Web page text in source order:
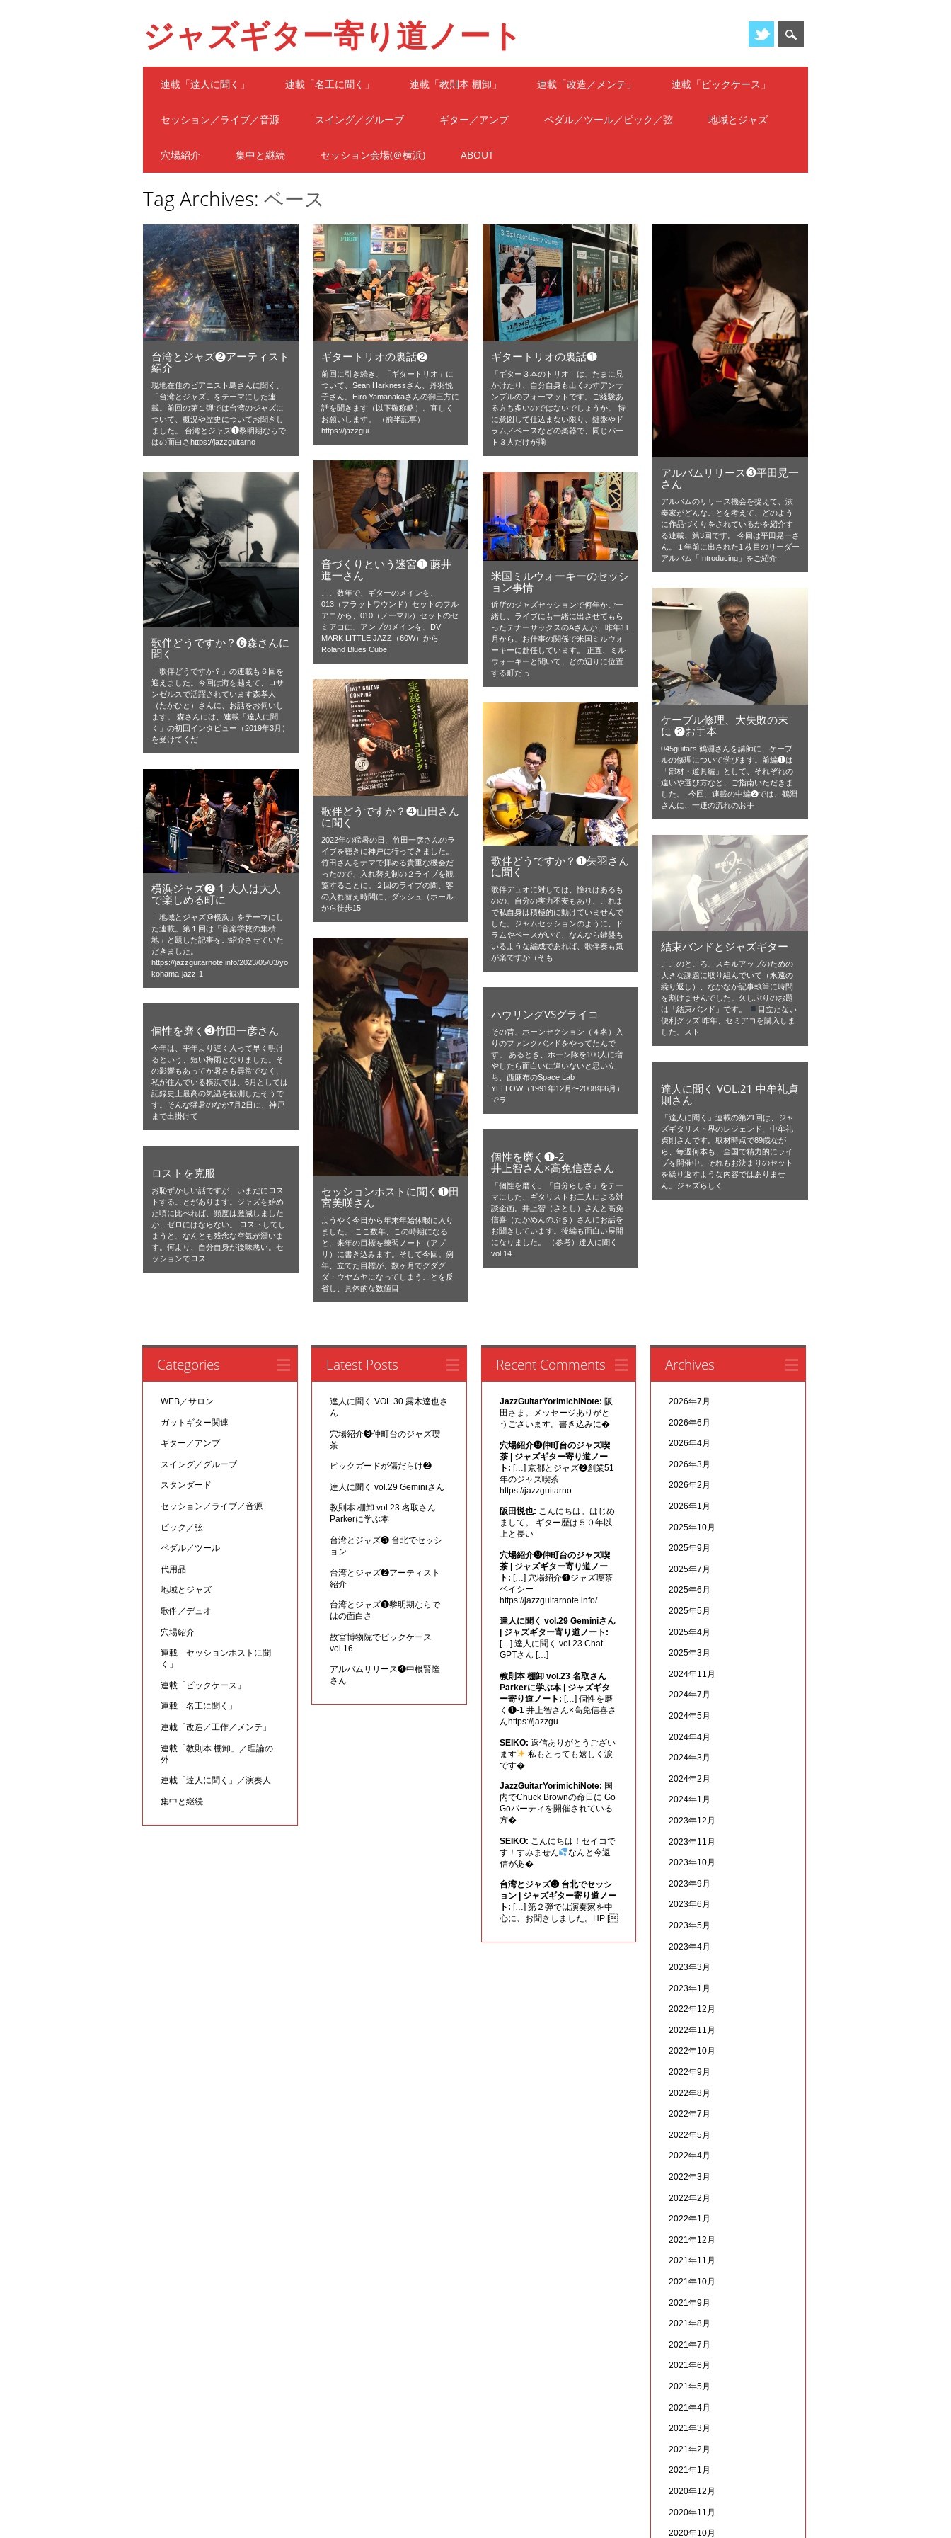
ジャズギター寄り道ノート
Main menu
連載「達人に聞く」 連載「名工に聞く」 連載「教則本 棚卸」 連載「改造／メンテ」 連載「ピックケース」
セッション／ライブ／音源 スイング／グルーブ ギター／アンプ ペダル／ツール／ピック／弦 地域とジャズ
穴場紹介 集中と継続 セッション会場(＠横浜) ABOUT
Tag Archives:ベース
台湾とジャズ❷アーティスト
紹介
現地在住のピアニスト島さんに聞く、
「台湾とジャズ」をテーマにした連
載。前回の第１弾では台湾のジャズに
ついて、概況や歴史についてお聞きし
ました。 台湾とジャズ❶黎明期ならで
はの面白さhttps://jazzguitarno
ギタートリオの裏話❷
前回に引き続き、「ギタートリオ」に
ついて、Sean Harknessさん、丹羽悦
子さん。Hiro Yamanakaさんの御三方に
話を聞きます（以下敬称略）。宜しく
お願いします。 （前半記事）
https://jazzgui
ギタートリオの裏話❶
「ギター３本のトリオ」は、たまに見
かけたり、自分自身も出くわすアンサ
ンブルのフォーマットです。ご経験あ
る方も多いのではないでしょうか。 特
に意図して仕込まない限り、鍵盤やド
ラム／ベースなどの楽器で、同じパー
ト３人だけが揃
アルバムリリース❸平田晃一
さん
アルバムのリリース機会を捉えて、演
奏家がどんなことを考えて、どのよう
に作品づくりをされているかを紹介す
る連載、第3回です。 今回は平田晃一さ
ん。１年前に出された1 枚目のリーダー
アルバム「Introducing」をご紹介
音づくりという迷宮❶ 藤井
進一さん
ここ数年で、ギターのメインを、
013（フラットワウンド）セットのフル
アコから、010（ノーマル）セットのセ
ミアコに、アンプのメインを、DV
MARK LITTLE JAZZ（60W）から
Roland Blues Cube
米国ミルウォーキーのセッシ
ョン事情
近所のジャズセッションで何年かご一
緒し、ライブにも一緒に出させてもら
ったテナーサックスのAさんが、昨年11
月から、お仕事の関係で米国ミルウォ
ーキーに赴任しています。 正直、ミル
ウォーキーと聞いて、どの辺りに位置
する町だっ
歌伴どうですか？❻森さんに
聞く
「歌伴どうですか？」の連載も６回を
迎えました。今回は海を越えて、ロサ
ンゼルスで活躍されています森孝人
（たかひと）さんに、お話をお伺いし
ます。 森さんには、連載「達人に聞
く」の初回インタビュー（2019年3月）
を受けてくだ
ケーブル修理、大失敗の末
に ❷お手本
045guitars 鶴淵さんを講師に、ケーブ
ルの修理について学びます。前編❶は
「部材・道具編」として、それぞれの
違いや選び方など、ご指南いただきま
した。 今回、連載の中編❷では、鶴淵
さんに、一連の流れのお手
歌伴どうですか？❹山田さん
に聞く
2022年の猛暑の日、竹田一彦さんのラ
イブを聴きに神戸に行ってきました。
竹田さんをナマで拝める貴重な機会だ
ったので、入れ替え制の２ライブを観
覧することに。２回のライブの間、客
の入れ替え時間に、ダッシュ（ホール
から徒歩15
歌伴どうですか？❶矢羽さん
に聞く
歌伴デュオに対しては、憧れはあるも
のの、自分の実力不安もあり、これま
で私自身は積極的に動けていませんで
した。ジャムセッションのように、ド
ラムやベースがいて、なんなら鍵盤も
いるような編成であれば、歌伴奏も気
が楽ですが（そも
横浜ジャズ❷-1 大人は大人
で楽しめる町に
「地域とジャズ@横浜」をテーマにし
た連載。第１回は「音楽学校の集積
地」と題した記事をご紹介させていた
だきました。
https://jazzguitarnote.info/2023/05/03/yo
kohama-jazz-1
結束バンドとジャズギター
ここのところ、スキルアップのための
大きな課題に取り組んでいて（永遠の
繰り返し）、なかなか記事執筆に時間
を割けませんでした。久しぶりのお題
は「結束バンド」です。
目立たない
便利グッズ 昨年、セミアコを購入しま
した。スト
セッションホストに聞く❶田
宮美咲さん
ようやく今日から年末年始休暇に入り
ました。 ここ数年、この時期になる
と、来年の目標を練習ノート（アプ
リ）に書き込みます。そして今回。例
年、立てた目標が、数ヶ月でグダグ
ダ・ウヤムヤになってしまうことを反
省し、具体的な数値目
ハウリングVSグライコ
その昔、ホーンセクション（４名）入
りのファンクバンドをやってたんで
す。 あるとき、ホーン隊を100人に増
やしたら面白いに違いないと思い立
ち、西麻布のSpace Lab
YELLOW（1991年12月〜2008年6月）
でラ
個性を磨く❸竹田一彦さん
今年は、平年より遅く入って早く明け
るという、短い梅雨となりました。そ
の影響もあってか暑さも尋常でなく、
私が住んでいる横浜では、6月としては
記録史上最高の気温を観測したそうで
す。そんな猛暑のなか7月2日に、神戸
まで出掛けて
達人に聞く VOL.21 中牟礼貞
則さん
「達人に聞く」連載の第21回は、ジャ
ズギタリスト界のレジェンド、中牟礼
貞則さんです。取材時点で89歳なが
ら、毎週何本も、全国で精力的にライ
ブを開催中。それもお決まりのセット
を繰り返すような内容ではありませ
ん。ジャズらしく
個性を磨く❶-2
井上智さん×高免信喜さん
「個性を磨く」「自分らしさ」をテー
マにした、ギタリストお二人による対
談企画。井上智（さとし）さんと高免
信喜（たかめんのぶき）さんにお話を
お聞きしています。後編も面白い展開
になりました。 （参考）達人に聞く
vol.14
ロストを克服
お恥ずかしい話ですが、いまだにロス
トすることがあります。ジャズを始め
た頃に比べれば、頻度は激減しました
が、ゼロにはならない。 ロストしてし
まうと、なんとも残念な空気が漂いま
す。何より、自分自身が後味悪い。セ
ッションでロス
Categories
WEB／サロン
ガットギター関連
ギター／アンプ
スイング／グルーブ
スタンダード
セッション／ライブ／音源
ピック／弦
ペダル／ツール
代用品
地域とジャズ
歌伴／デュオ
穴場紹介
連載「セッションホストに聞
く」
連載「ピックケース」
連載「名工に聞く」
連載「改造／工作／メンテ」
連載「教則本 棚卸」／理論の
外
連載「達人に聞く」／演奏人
集中と継続
Latest Posts
達人に聞く VOL.30 露木達也さ
ん
穴場紹介❾仲町台のジャズ喫
茶
ピックガードが傷だらけ❷
達人に聞く vol.29 Geminiさん
教則本 棚卸 vol.23 名取さん
Parkerに学ぶ本
台湾とジャズ❸ 台北でセッシ
ョン
台湾とジャズ❷アーティスト
紹介
台湾とジャズ❶黎明期ならで
はの面白さ
故宮博物院でピックケース
vol.16
アルバムリリース❹中根賢隆
さん
Recent Comments
JazzGuitarYorimichiNote: 阪
田さま。メッセージありがと
うございます。書き込みに�
穴場紹介❾仲町台のジャズ喫
茶 | ジャズギター寄り道ノー
ト: […] 京都とジャズ❷創業51
年のジャズ喫茶
https://jazzguitarno
阪田悦也: こんにちは。はじめ
まして。 ギター歴は５０年以
上と長い
穴場紹介❾仲町台のジャズ喫
茶 | ジャズギター寄り道ノー
ト: […] 穴場紹介❹ジャズ喫茶
ベイシー
https://jazzguitarnote.info/
達人に聞く vol.29 Geminiさん
| ジャズギター寄り道ノート:
[…] 達人に聞く vol.23 Chat
GPTさん […]
教則本 棚卸 vol.23 名取さん
Parkerに学ぶ本 | ジャズギタ
ー寄り道ノート: […] 個性を磨
く❶-1 井上智さん×高免信喜さ
んhttps://jazzgu
SEIKO: 返信ありがとうござい
ます
私もとっても嬉しく涙
です�
JazzGuitarYorimichiNote: 国
内でChuck Brownの命日に Go
Goパーティを開催されている
方�
SEIKO: こんにちは！セイコで
す！すみません
なんと今返
信があ�
台湾とジャズ❸ 台北でセッシ
ョン | ジャズギター寄り道ノー
ト: […] 第２弾では演奏家を中
心に、お聞きしました。HP [
Archives
2026年7月
2026年6月
2026年4月
2026年3月
2026年2月
2026年1月
2025年10月
2025年9月
2025年7月
2025年6月
2025年5月
2025年4月
2025年3月
2024年11月
2024年7月
2024年5月
2024年4月
2024年3月
2024年2月
2024年1月
2023年12月
2023年11月
2023年10月
2023年9月
2023年6月
2023年5月
2023年4月
2023年3月
2023年1月
2022年12月
2022年11月
2022年10月
2022年9月
2022年8月
2022年7月
2022年5月
2022年4月
2022年3月
2022年2月
2022年1月
2021年12月
2021年11月
2021年10月
2021年9月
2021年8月
2021年7月
2021年6月
2021年5月
2021年4月
2021年3月
2021年2月
2021年1月
2020年12月
2020年11月
2020年10月